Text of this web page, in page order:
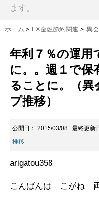
ます。
ホーム > FX金融節約関連 > 異
年利７％の運用
に。。週１で保
ることに。（異
プ推移）
公開日： 2015/03/08 : 最終更新
推移
arigatou358
こんばんは こがね